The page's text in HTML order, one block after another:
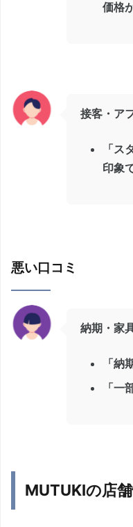
価格
接客・ア
「ス
印象
悪い口コミ
納期・家
「納
「一
MUTUKIの店